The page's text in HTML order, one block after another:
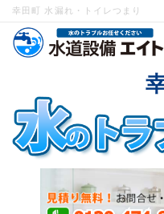
幸田町 水漏れ・トイレつまり